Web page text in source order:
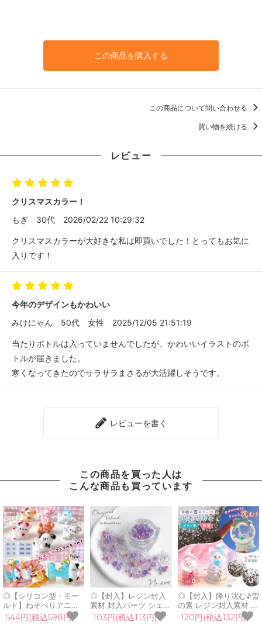
この商品を購入する
この商品について問い合わせる
買い物を続ける
レビュー
クリスマスカラー！
もぎ
30代 2026/02/22 10:29:32
クリスマスカラーが大好きな私は即買いでした！とってもお気に
入りです！
今年のデザインもかわいい
みけにゃん
50代 女性 2025/12/05 21:51:19
当たりボトルは入っていませんでしたが、かわいいイラストのボ
トルが届きました。
寒くなってきたのでサラサラまさるが大活躍しそうです。
レビューを書く
この商品を買った人は
こんな商品も買っています
◎【シリコン型・モー
ルド】ねそべりアニマ
ル シリコンモールド レ
ジン型 猫 ネコ 犬 イヌ
544円(税込598円)
◎【封入】レジン封入
素材 封入パーツ シェイ
カー デコパーツ ヘリオ
トロープ お花 パール
103円(税込113円)
◎【封入】降り沈む♪雪
の素 レジン封入素材 封
入パーツ 雪のもと 雪の
粉 スノーパウダー スノ
120円(税込132円)